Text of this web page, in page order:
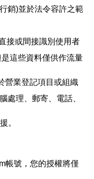
銷)並於法令容許之範
接或間接識別使用者
這些資料僅供作流量
營業登記項目或組織
處理、郵寄、電話、
。
帳號，您的授權將僅